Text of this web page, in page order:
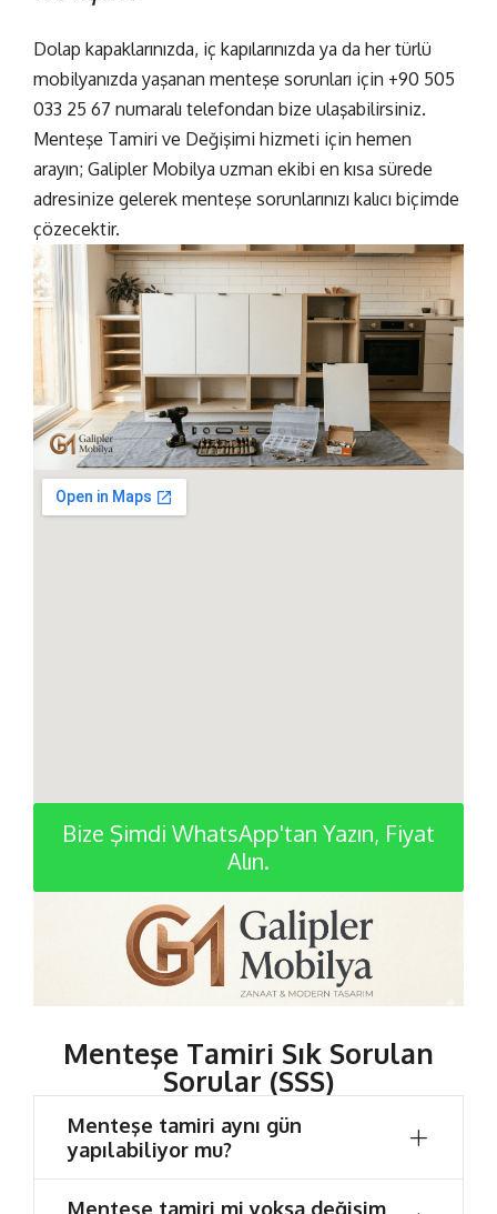
Dolap kapaklarınızda, iç kapılarınızda ya da her türlü
mobilyanızda yaşanan menteşe sorunları için +90 505
033 25 67 numaralı telefondan bize ulaşabilirsiniz.
Menteşe Tamiri ve Değişimi hizmeti için hemen
arayın; Galipler Mobilya uzman ekibi en kısa sürede
adresinize gelerek menteşe sorunlarınızı kalıcı biçimde
çözecektir.
Bize Şimdi WhatsApp'tan Yazın, Fiyat
Alın.
Menteşe Tamiri Sık Sorulan
Sorular (SSS)
Menteşe tamiri aynı gün
yapılabiliyor mu?
Menteşe tamiri mi yoksa değişim